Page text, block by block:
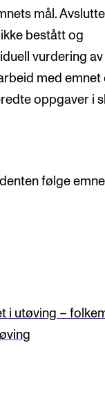
mål.
bestått og
vurdering av
med emnet
oppgaver i
følge
i utøving –